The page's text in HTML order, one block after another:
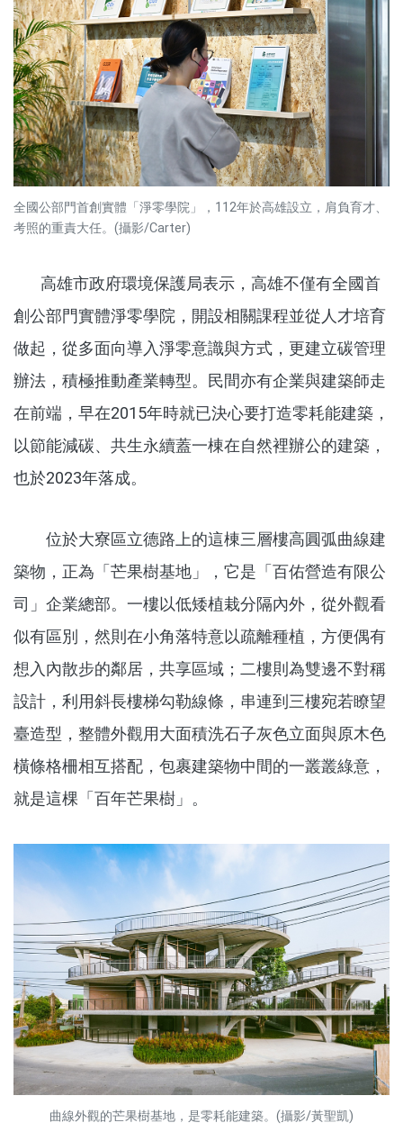
全國公部門首創實體「淨零學院」，112年於高雄設立，肩負育才、
考照的重責大任。(攝影/Carter)
高雄市政府環境保護局表示，高雄不僅有全國首
創公部門實體淨零學院，開設相關課程並從人才培育
做起，從多面向導入淨零意識與方式，更建立碳管理
辦法，積極推動產業轉型。民間亦有企業與建築師走
在前端，早在2015年時就已決心要打造零耗能建築，
以節能減碳、共生永續蓋一棟在自然裡辦公的建築，
也於2023年落成。
位於大寮區立德路上的這棟三層樓高圓弧曲線建
築物，正為「芒果樹基地」，它是「百佑營造有限公
司」企業總部。一樓以低矮植栽分隔內外，從外觀看
似有區別，然則在小角落特意以疏離種植，方便偶有
想入內散步的鄰居，共享區域；二樓則為雙邊不對稱
設計，利用斜長樓梯勾勒線條，串連到三樓宛若瞭望
臺造型，整體外觀用大面積洗石子灰色立面與原木色
橫條格柵相互搭配，包裹建築物中間的一叢叢綠意，
就是這棵「百年芒果樹」。
曲線外觀的芒果樹基地，是零耗能建築。(攝影/黃聖凱)